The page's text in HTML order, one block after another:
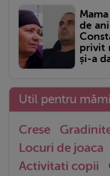
de
privit
și-a
Util pentru
Crese
Locuri de joaca
Activitati copii